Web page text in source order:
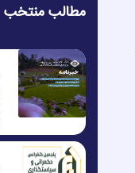
مطالب منتخب